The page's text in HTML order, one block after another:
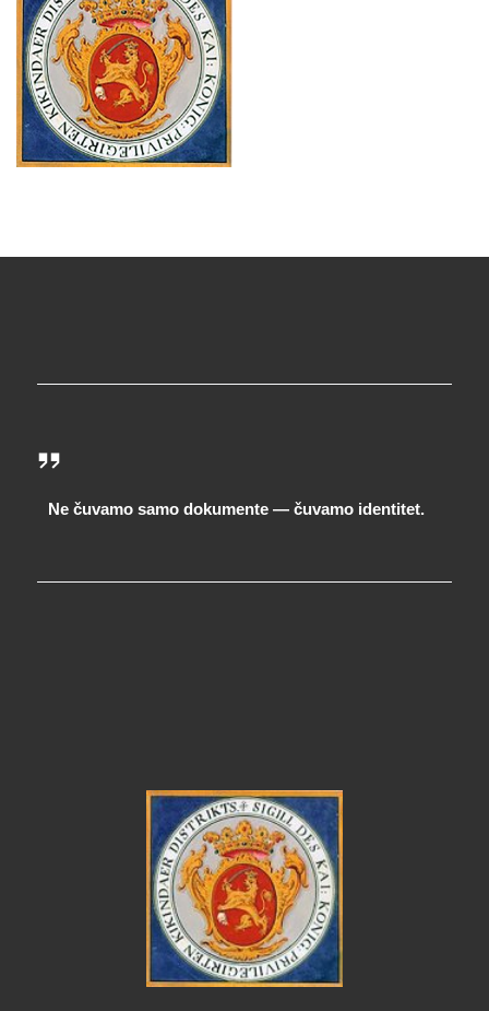
Ne čuvamo samo dokumente — čuvamo identitet.